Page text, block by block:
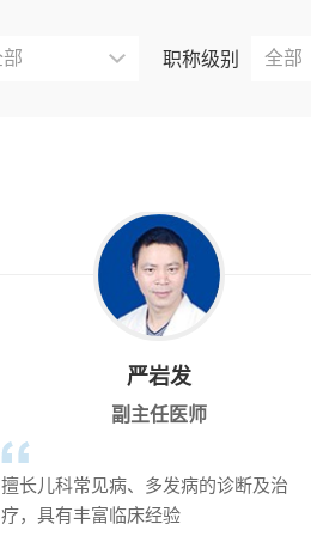
职称级别
严岩发
副主任医师
擅长儿科常见病、多发病的诊断及治
疗，具有丰富临床经验